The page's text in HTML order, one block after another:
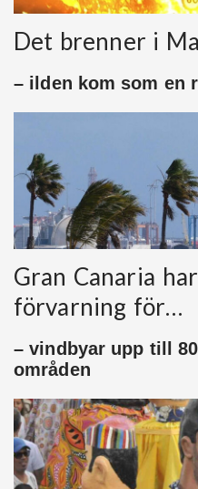
Det brenner i
– ilden kom som en
Gran Canaria
förvarning för…
– vindbyar upp till
områden